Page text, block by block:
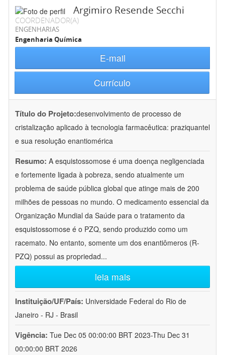
Argimiro Resende Secchi
COORDENADOR(A)
ENGENHARIAS
Engenharia Química
E-mail
Currículo
Título do Projeto:desenvolvimento de processo de
cristalização aplicado à tecnologia farmacêutica: praziquantel
e sua resolução enantiomérica
Resumo: A esquistossomose é uma doença negligenciada
e fortemente ligada à pobreza, sendo atualmente um
problema de saúde pública global que atinge mais de 200
milhões de pessoas no mundo. O medicamento essencial da
Organização Mundial da Saúde para o tratamento da
esquistossomose é o PZQ, sendo produzido como um
racemato. No entanto, somente um dos enantiômeros (R-
PZQ) possui as propriedad...
leia mais
Instituição/UF/País: Universidade Federal do Rio de
Janeiro - RJ - Brasil
Vigência: Tue Dec 05 00:00:00 BRT 2023-Thu Dec 31
00:00:00 BRT 2026